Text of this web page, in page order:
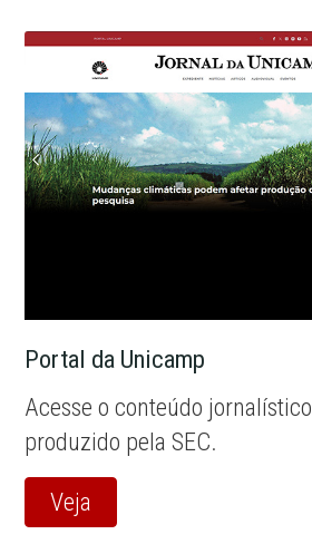
Portal da Unicamp
Acesse o conteúdo jornalístico
produzido pela SEC.
Veja